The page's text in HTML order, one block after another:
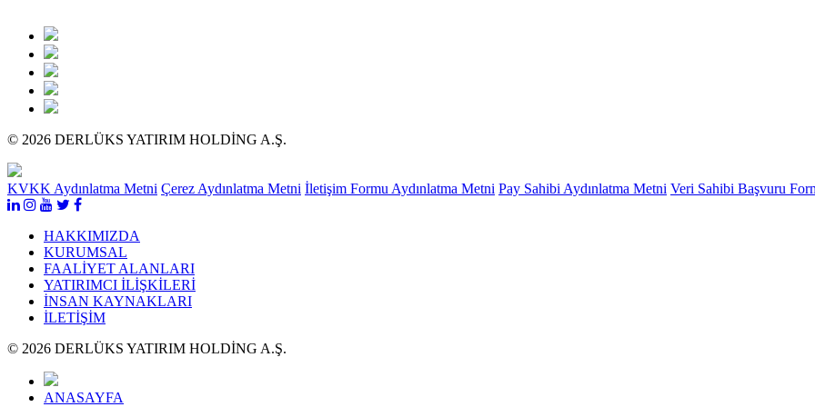
© 2026 DERLÜKS YATIRIM HOLDİNG A.Ş.
KVKK Aydınlatma Metni Çerez Aydınlatma Metni İletişim Formu Aydınlatma Metni Pay Sahibi Aydınlatma Metni Veri Sahibi Başvuru
HAKKIMIZDA
KURUMSAL
FAALİYET ALANLARI
YATIRIMCI İLİŞKİLERİ
İNSAN KAYNAKLARI
İLETİŞİM
© 2026 DERLÜKS YATIRIM HOLDİNG A.Ş.
ANASAYFA